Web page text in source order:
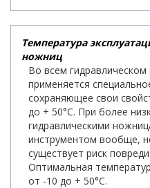
Температура
ножниц
Во всем
применяется
сохраняющее свои
до + 50°С. При более
гидравлическими
инструментом вообще,
существует риск
Оптимальная
от -10 до + 50°С.